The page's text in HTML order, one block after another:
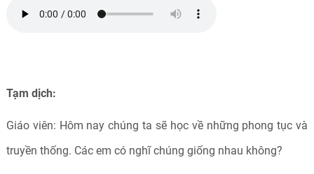
Tạm dịch:
Giáo viên: Hôm nay chúng ta sẽ học về những phong tục và
truyền thống. Các em có nghĩ chúng giống nhau không?